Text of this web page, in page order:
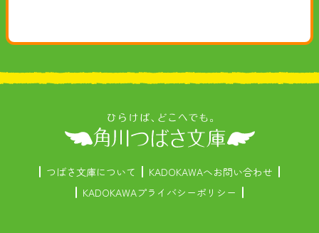
つばさ文庫について
KADOKAWAへお問い合わせ
KADOKAWAプライバシーポリシー